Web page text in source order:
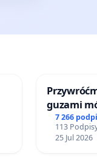
w Bysinie
guzami
litymi do
Centrum
Katowicach
7 266
113
25 Jul 2026